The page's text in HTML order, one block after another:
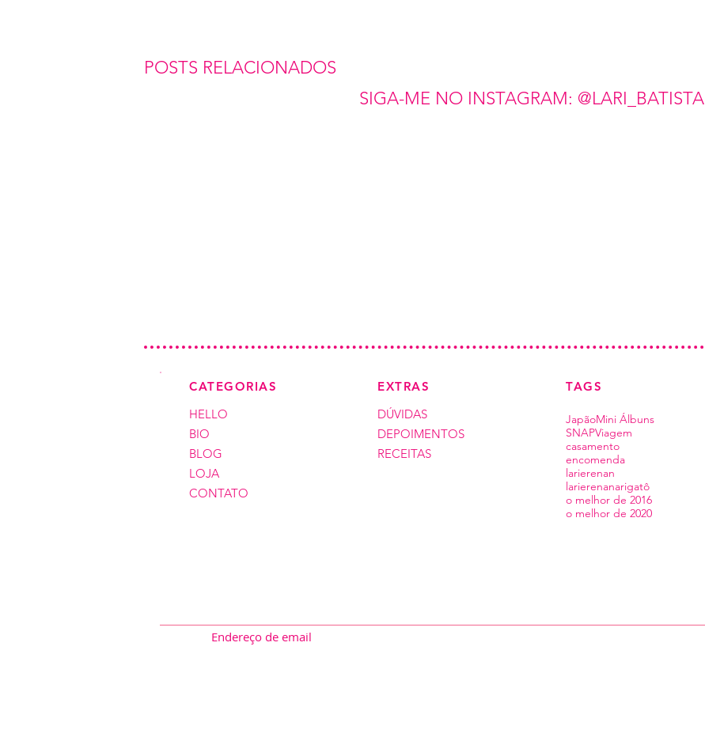
POSTS RELACIONADOS
SIGA-ME NO INSTAGRAM: @LARI_BATISTA
CATEGORIAS
HELLO
BIO
BLOG
LOJA
CONTATO
EXTRAS
DÚVIDAS
DEPOIMENTOS
RECEITAS
TAGS
JapãoMini Álbuns
SNAPViagem
casamento
encomenda
larierenan
larierenanarigatô
o melhor de 2016
o melhor de 2020